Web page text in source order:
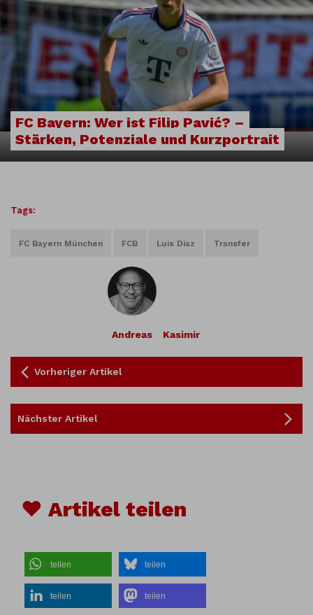
FC Bayern: Wer ist Filip Pavić? –
Stärken, Potenziale und Kurzportrait
Tags:
FC Bayern München FCB Luis Diaz Transfer
Andreas Kasimir
Vorheriger Artikel
Nächster Artikel
♥ Artikel teilen
teilen teilen
teilen teilen